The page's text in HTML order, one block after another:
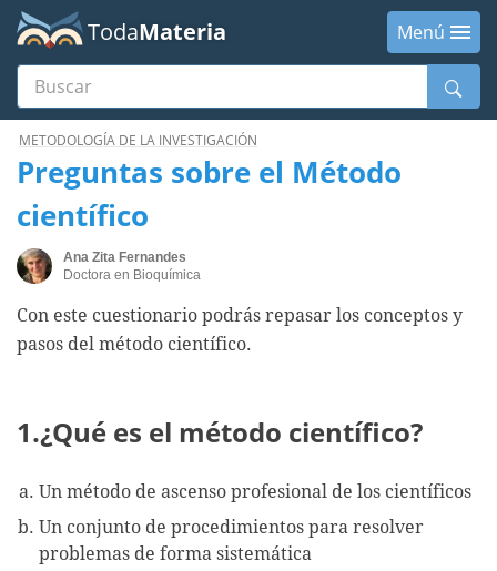
TodaMateria
Menú
Buscar
Menú
METODOLOGÍA DE LA INVESTIGACIÓN
Preguntas sobre el Método
científico
Ana Zita Fernandes
Doctora en Bioquímica
Con este cuestionario podrás repasar los conceptos y
pasos del método científico.
1.¿Qué es el método científico?
Un método de ascenso profesional de los científicos
Un conjunto de procedimientos para resolver
problemas de forma sistemática